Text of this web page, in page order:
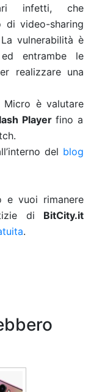
infetti, che
video-sharing
vulnerabilità è
entrambe le
realizzare una
è valutare
Playerfino a
del blog
e vuoi rimanere
di BitCity.it
.